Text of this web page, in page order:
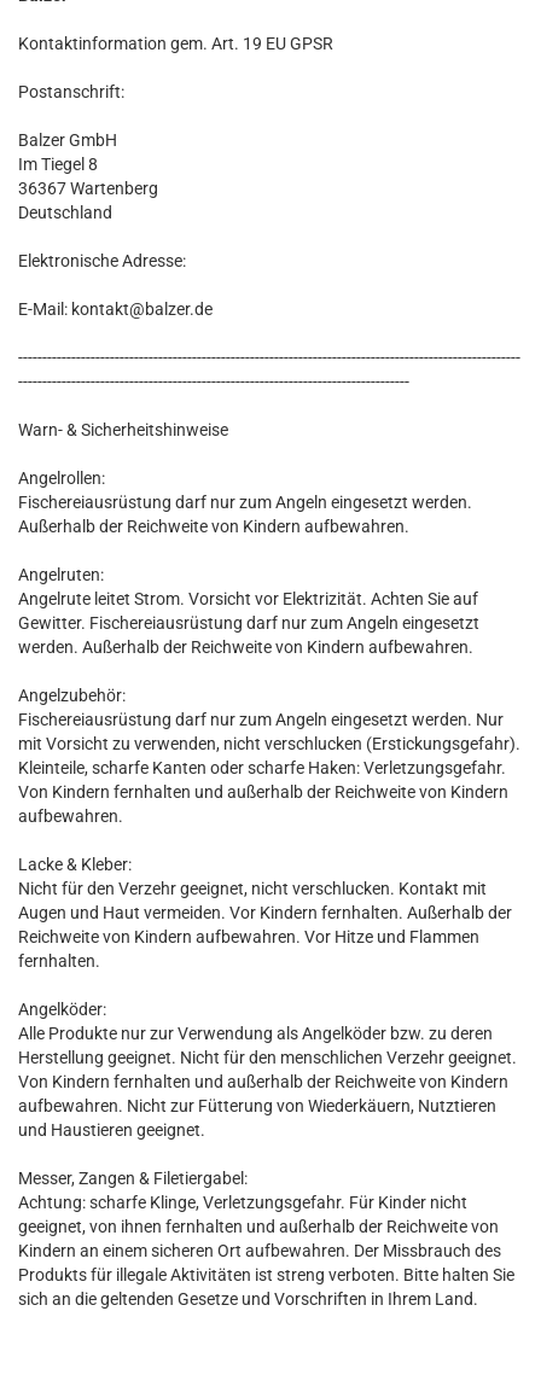
Kontaktinformation gem. Art. 19 EU GPSR
Postanschrift:
Balzer GmbH
Im Tiegel 8
36367 Wartenberg
Deutschland
Elektronische Adresse:
E-Mail: kontakt@balzer.de
--------------------------------------------------------------------------------------------------------
---------------------------------------------------------------------------------
Warn- & Sicherheitshinweise
Angelrollen:
Fischereiausrüstung darf nur zum Angeln eingesetzt werden.
Außerhalb der Reichweite von Kindern aufbewahren.
Angelruten:
Angelrute leitet Strom. Vorsicht vor Elektrizität. Achten Sie auf
Gewitter. Fischereiausrüstung darf nur zum Angeln eingesetzt
werden. Außerhalb der Reichweite von Kindern aufbewahren.
Angelzubehör:
Fischereiausrüstung darf nur zum Angeln eingesetzt werden. Nur
mit Vorsicht zu verwenden, nicht verschlucken (Erstickungsgefahr).
Kleinteile, scharfe Kanten oder scharfe Haken: Verletzungsgefahr.
Von Kindern fernhalten und außerhalb der Reichweite von Kindern
aufbewahren.
Lacke & Kleber:
Nicht für den Verzehr geeignet, nicht verschlucken. Kontakt mit
Augen und Haut vermeiden. Vor Kindern fernhalten. Außerhalb der
Reichweite von Kindern aufbewahren. Vor Hitze und Flammen
fernhalten.
Angelköder:
Alle Produkte nur zur Verwendung als Angelköder bzw. zu deren
Herstellung geeignet. Nicht für den menschlichen Verzehr geeignet.
Von Kindern fernhalten und außerhalb der Reichweite von Kindern
aufbewahren. Nicht zur Fütterung von Wiederkäuern, Nutztieren
und Haustieren geeignet.
Messer, Zangen & Filetiergabel:
Achtung: scharfe Klinge, Verletzungsgefahr. Für Kinder nicht
geeignet, von ihnen fernhalten und außerhalb der Reichweite von
Kindern an einem sicheren Ort aufbewahren. Der Missbrauch des
Produkts für illegale Aktivitäten ist streng verboten. Bitte halten Sie
sich an die geltenden Gesetze und Vorschriften in Ihrem Land.